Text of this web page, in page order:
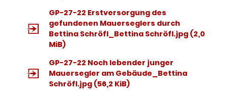
GP-27-22 Erstversorgung des
gefundenen Mauerseglers durch
Bettina Schröfl_Bettina Schröfl.jpg (2,0
MiB)
GP-27-22 Noch lebender junger
Mauersegler am Gebäude_Bettina
Schröfl.jpg (56,2 KiB)